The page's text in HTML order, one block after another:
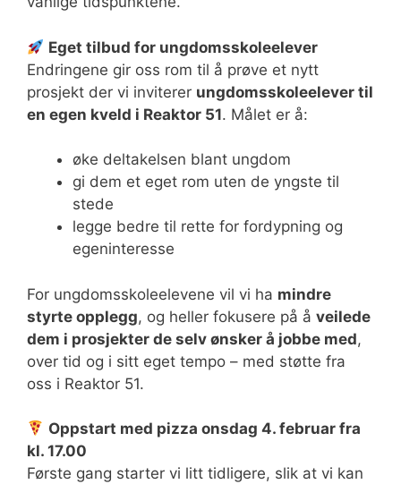
Eget tilbud for ungdomsskoleelever
Endringene gir oss rom til å prøve et nytt
prosjekt der vi inviterer ungdomsskoleelever til
en egen kveld i Reaktor 51. Målet er å:
øke deltakelsen blant ungdom
gi dem et eget rom uten de yngste til
stede
legge bedre til rette for fordypning og
egeninteresse
For ungdomsskoleelevene vil vi ha mindre
styrte opplegg, og heller fokusere på å veilede
dem i prosjekter de selv ønsker å jobbe med,
over tid og i sitt eget tempo – med støtte fra
oss i Reaktor 51.
Oppstart med pizza onsdag 4. februar fra
kl. 17.00
Første gang starter vi litt tidligere, slik at vi kan